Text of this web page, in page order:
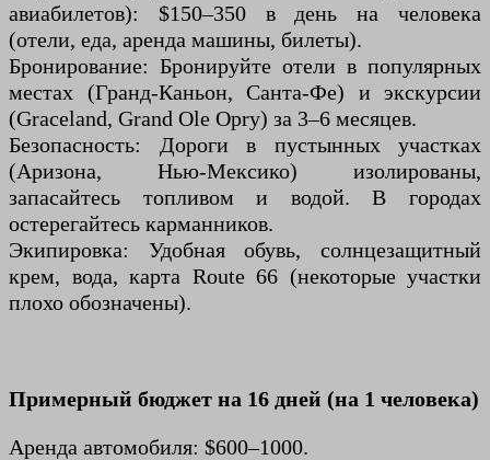
авиабилетов): $150–350 в день на человека
(отели, еда, аренда машины, билеты).
Бронирование: Бронируйте отели в популярных
местах (Гранд-Каньон, Санта-Фе) и экскурсии
(Graceland, Grand Ole Opry) за 3–6 месяцев.
Безопасность: Дороги в пустынных участках
(Аризона, Нью-Мексико) изолированы,
запасайтесь топливом и водой. В городах
остерегайтесь карманников.
Экипировка: Удобная обувь, солнцезащитный
крем, вода, карта Route 66 (некоторые участки
плохо обозначены).
Примерный бюджет на 16 дней (на 1 человека)
Аренда автомобиля: $600–1000.